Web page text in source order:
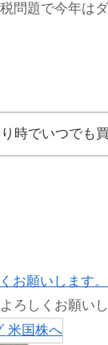
問題で今年は
時でいつでも
お願いします。
ろしくお願い